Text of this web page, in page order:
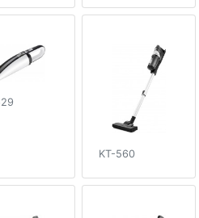
KT-560